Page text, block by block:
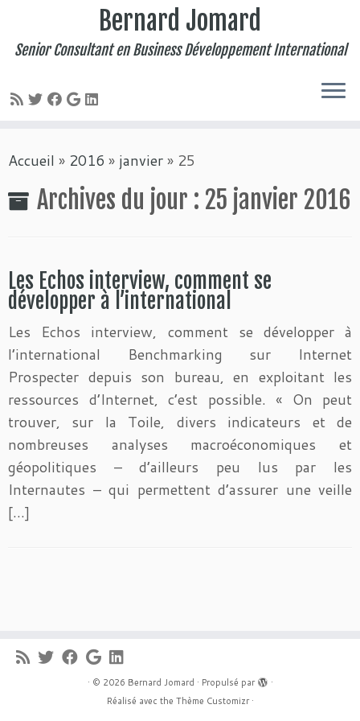
au
contenu
Bernard Jomard
Senior Consultant en Business Développement International
Accueil » 2016 » janvier» 25
Archives du jour : 25 janvier 2016
Les Echos interview, comment se
développer à l’international
Les Echos interview, comment se développer à
l’international Benchmarking sur Internet
Prospecter depuis son bureau, en exploitant les
ressources d’Internet, c’est possible. « On peut
trouver, sur la Toile, divers indicateurs et de
nombreuses analyses macroéconomiques et
géopolitiques – d’ailleurs peu lus par les
Internautes – qui permettent d’assurer une veille
[…]
· © 2026 Bernard Jomard · Propulsé par
·
Réalisé avec the Thème Customizr·